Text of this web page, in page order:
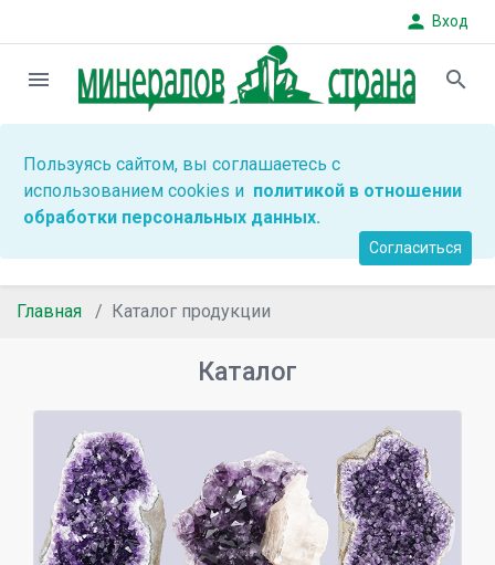
person Вход
menu search
Пользуясь сайтом, вы соглашаетесь с
использованием cookies и политикой в отношении
обработки персональных данных.
Согласиться
Главная Каталог продукции
Каталог